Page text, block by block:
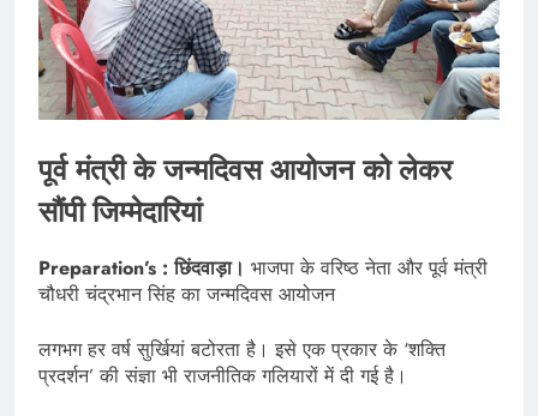
पूर्व मंत्री के जन्मदिवस आयोजन को लेकर
सौंपी जिम्मेदारियां
Preparation’s : छिंदवाड़ा। भाजपा के वरिष्ठ नेता और पूर्व मंत्री
चौधरी चंद्रभान सिंह का जन्मदिवस आयोजन
लगभग हर वर्ष सुर्खियां बटोरता है। इसे एक प्रकार के ‘शक्ति
प्रदर्शन’ की संज्ञा भी राजनीतिक गलियारों में दी गई है।